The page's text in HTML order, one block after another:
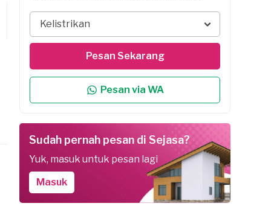
Kelistrikan
Pesan Sekarang
Pesan via WA
Sudah pernah pesan di Sejasa?
Yuk, masuk untuk pesan lagi
Masuk